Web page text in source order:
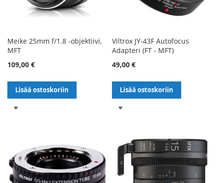
Meike 25mm f/1.8 -objektiivi,
MFT
109,00 €
Lisää ostoskoriin
Viltrox JY-43F Autofocus
Adapteri (FT - MFT)
49,00 €
Lisää ostoskoriin